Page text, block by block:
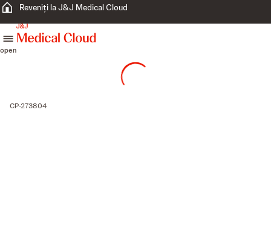
Reveniți la J&J Medical Cloud
open
CP-273804